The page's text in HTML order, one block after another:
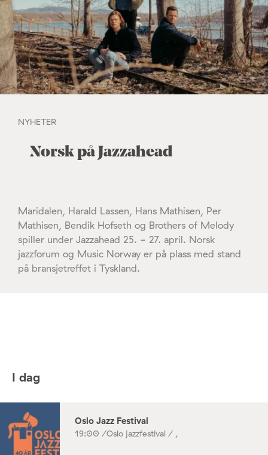
NYHETER
Norsk på Jazzahead
Maridalen, Harald Lassen, Hans Mathisen, Per
Mathisen, Bendik Hofseth og Brothers of Melody
spiller under Jazzahead 25. - 27. april. Norsk
jazzforum og Music Norway er på plass med stand
på bransjetreffet i Tyskland.
I dag
Oslo Jazz Festival
19:00 /Oslo jazzfestival / ,